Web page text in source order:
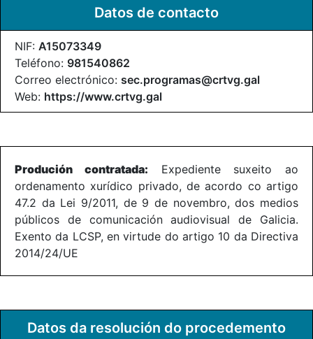
Datos de contacto
NIF: A15073349
Teléfono: 981540862
Correo electrónico: sec.programas@crtvg.gal
Web: https://www.crtvg.gal
Produción contratada: Expediente suxeito ao
ordenamento xurídico privado, de acordo co artigo
47.2 da Lei 9/2011, de 9 de novembro, dos medios
públicos de comunicación audiovisual de Galicia.
Exento da LCSP, en virtude do artigo 10 da Directiva
2014/24/UE
Datos da resolución do procedemento